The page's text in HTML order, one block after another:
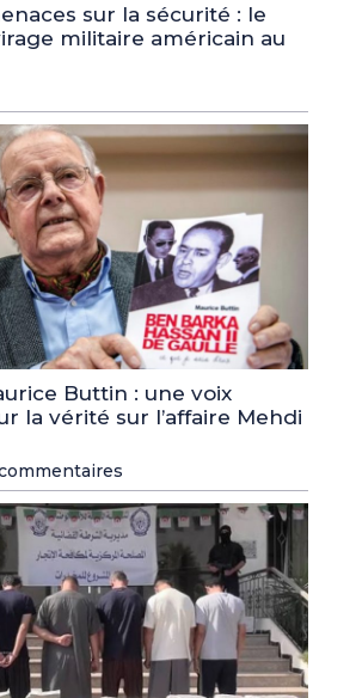
sur la sécurité : le
militaire américain au
Buttin : une voix
la vérité sur l’affaire Mehdi